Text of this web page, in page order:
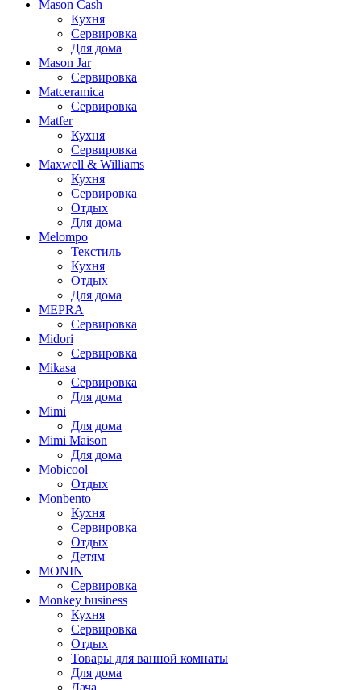
Mason Cash
Кухня
Сервировка
Для дома
Mason Jar
Сервировка
Matceramica
Сервировка
Matfer
Кухня
Сервировка
Maxwell & Williams
Кухня
Сервировка
Отдых
Для дома
Melompo
Текстиль
Кухня
Отдых
Для дома
MEPRA
Сервировка
Midori
Сервировка
Mikasa
Сервировка
Для дома
Mimi
Для дома
Mimi Maison
Для дома
Mobicool
Отдых
Monbento
Кухня
Сервировка
Отдых
Детям
MONIN
Сервировка
Monkey business
Кухня
Сервировка
Отдых
Товары для ванной комнаты
Для дома